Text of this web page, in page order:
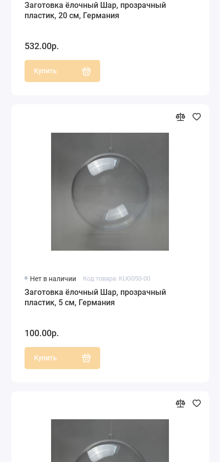
Заготовка ёлочный Шар, прозрачный
пластик, 20 см, Германия
532.00р.
Купить
Нет в наличии Код товара: KUG050-00
Заготовка ёлочный Шар, прозрачный
пластик, 5 см, Германия
100.00р.
Купить